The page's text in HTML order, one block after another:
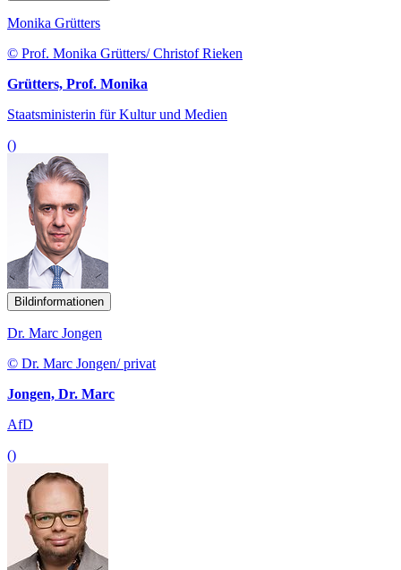
Monika Grütters
© Prof. Monika Grütters/ Christof Rieken
Grütters, Prof. Monika
Staatsministerin für Kultur und Medien
()
Bildinformationen
Dr. Marc Jongen
© Dr. Marc Jongen/ privat
Jongen, Dr. Marc
AfD
()